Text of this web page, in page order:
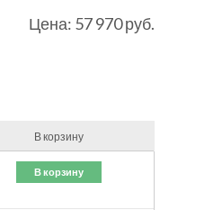
Цена: 57 970руб.
В корзину
В корзину